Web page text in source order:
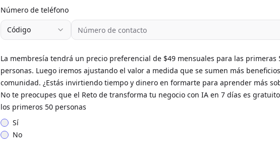
Número de teléfono
Código
La membresía tendrá un precio preferencial de $49 mensuales para las primeras
personas. Luego iremos ajustando el valor a medida que se sumen más
comunidad. ¿Estás invirtiendo tiempo y dinero en formarte para aprender más
No te preocupes que el Reto de transforma tu negocio con IA en 7 días es
los primeros 50 personas
Sí
No